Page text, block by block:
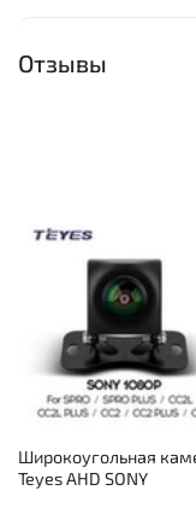
Отзывы
Широкоугольная
Teyes AHD SONY